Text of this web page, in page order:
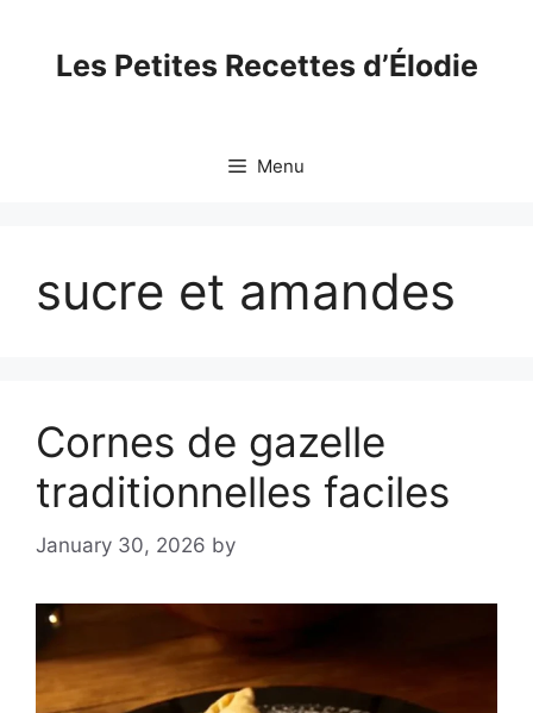
contentLes Petites Recettes d’Élodie
Menu
sucre et amandes
Cornes de gazelle
traditionnelles faciles
January 30, 2026 by